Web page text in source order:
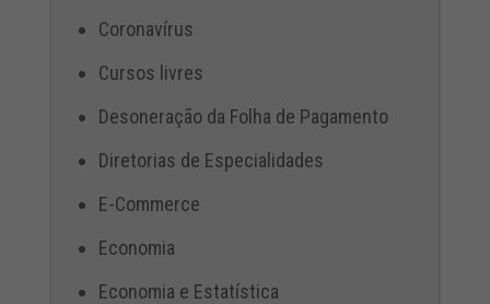
Coronavírus
Cursos livres
Desoneração da Folha de Pagamento
Diretorias de Especialidades
E-Commerce
Economia
Economia e Estatística